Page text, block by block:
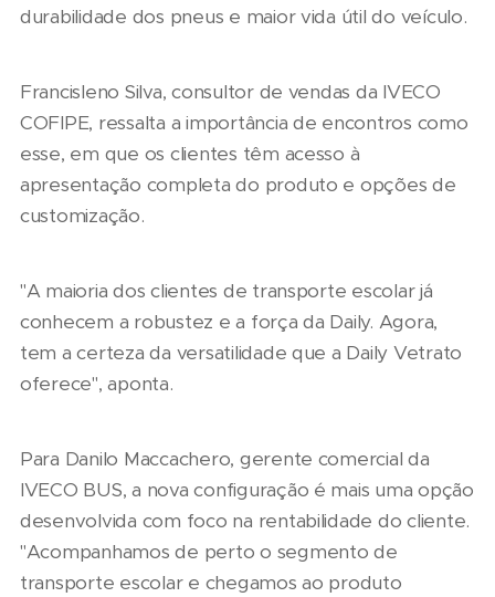
durabilidade dos pneus e maior vida útil do veículo.
Francisleno Silva, consultor de vendas da IVECO
COFIPE, ressalta a importância de encontros como
esse, em que os clientes têm acesso à
apresentação completa do produto e opções de
customização.
"A maioria dos clientes de transporte escolar já
conhecem a robustez e a força da Daily. Agora,
tem a certeza da versatilidade que a Daily Vetrato
oferece", aponta.
Para Danilo Maccachero, gerente comercial da
IVECO BUS, a nova configuração é mais uma opção
desenvolvida com foco na rentabilidade do cliente.
"Acompanhamos de perto o segmento de
transporte escolar e chegamos ao produto